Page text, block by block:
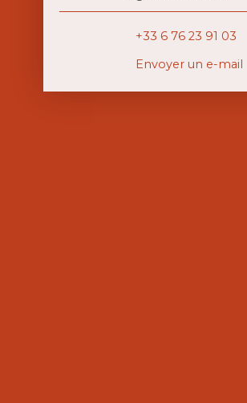
+33 6 76 23 91 03
Envoyer un e-mail